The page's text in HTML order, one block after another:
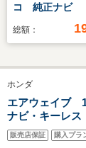
コ 純正ナビ
総額：
ホンダ
エアウェイブ
ナビ・キーレス
販売店保証 購入プラ